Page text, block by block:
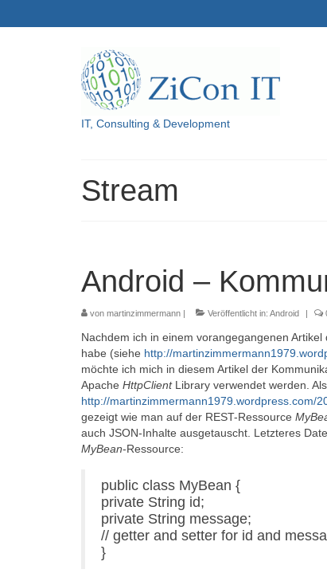
IT, Consulting & Development
Stream
Android –
von martinzimmermann | Veröffentlicht in: Android |
Nachdem ich in einem vorangegangenen
habe (siehe http://
möchte ich mich in diesem Artikel der
Apache HttpClientLibrary verwendet werden.
http://martinzimmermann1979.wordpress.com/
gezeigt wie man auf der REST-Ressource
auch JSON-Inhalte ausgetauscht. Letzteres
MyBean-Ressource:
public class MyBean {
private String id;
private String message;
// getter and setter for id and
}